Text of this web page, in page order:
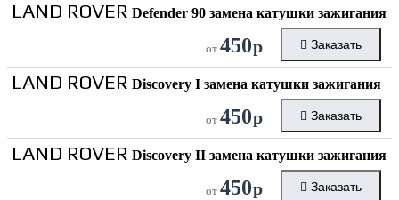
LAND ROVER Defender 90 замена катушки зажигания
от 450р Заказать
LAND ROVER Discovery I замена катушки зажигания
от 450р Заказать
LAND ROVER Discovery II замена катушки зажигания
от 450р Заказать